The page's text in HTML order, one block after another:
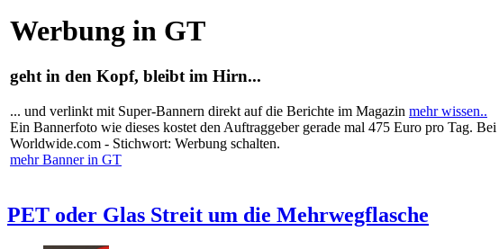
Werbung in GT
geht in den Kopf, bleibt im Hirn...
... und verlinkt mit Super-Bannern direkt auf die Berichte im Magazin mehr wissen..
Ein Bannerfoto wie dieses kostet den Auftraggeber gerade mal 475 Euro pro Tag.
Worldwide.com - Stichwort: Werbung schalten.
mehr Banner in GT
PET oder Glas Streit um die Mehrwegflasche